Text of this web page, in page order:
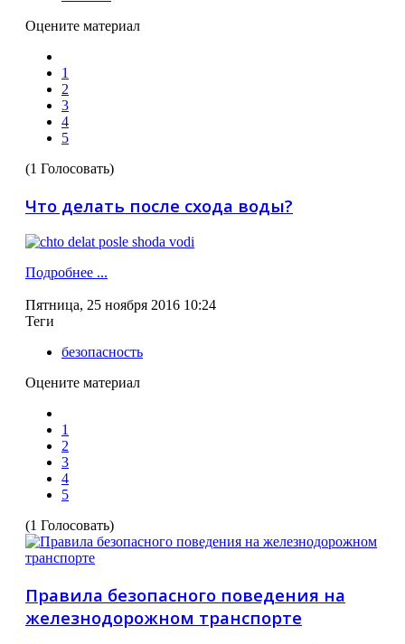
Оцените материал
1
2
3
4
5
(1 Голосовать)
Что делать после схода воды?
Подробнее ...
Пятница, 25 ноября 2016 10:24
Теги
безопасность
Оцените материал
1
2
3
4
5
(1 Голосовать)
Правила безопасного поведения на
железнодорожном транспорте